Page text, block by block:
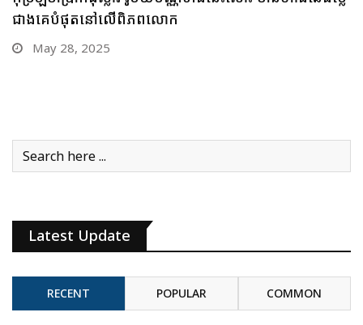
បើមាសឡើងថ្លៃឥតឈប់ឈរអញ្ចឹងនោះ
May 26, 2025
Latest Update
RECENT POPULAR COMMON